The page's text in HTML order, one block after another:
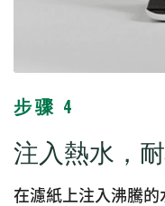
步骤 4
注入熱水，
在濾紙上注入沸騰的